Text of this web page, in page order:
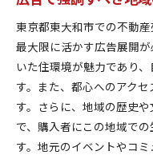
東京都東大和市での不動
最大限に活かす広告展開
いた住環境が魅力であり
す。また、都心へのアク
す。さらに、地域の歴史
で、購入者にこの地域で
す。地元のイベントやコ